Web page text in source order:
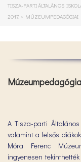
TISZA-PARTI ÁLTALÁNOS
2017. > MÚZEUMPEDAGÓGIAI
A Tisza-parti
valamint a felsős
Móra Ferenc
ingyenesen